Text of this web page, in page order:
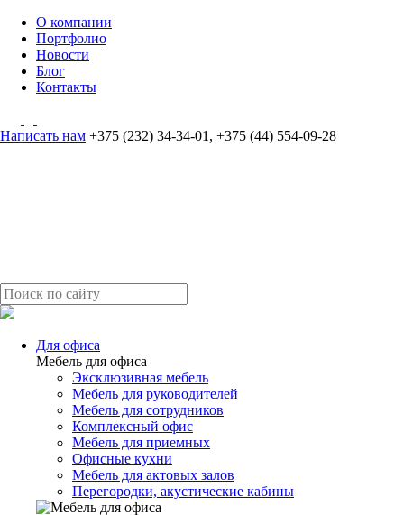
О компании
Портфолио
Новости
Блог
Контакты
Написать нам +375 (232) 34-34-01 , +375 (44) 554-09-28
Для офиса
Мебель для офиса
Эксклюзивная мебель
Мебель для руководителей
Мебель для сотрудников
Комплексный офис
Мебель для приемных
Офисные кухни
Мебель для актовых залов
Перегородки, акустические кабины